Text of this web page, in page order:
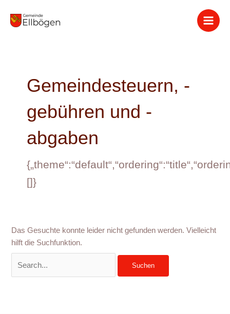
Inhalt
Gemeindesteuern, -
gebühren und -
abgaben
[]}
Das Gesuchte konnte leider nicht gefunden werden. Vielleicht
hilft die Suchfunktion.
nach: